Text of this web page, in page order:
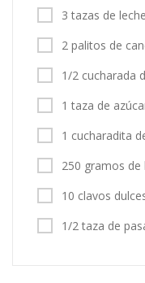
3 tazas de
2 palitos de
1/2 cucharada
1 taza de
1 cucharadita
250 gramos
10 clavos
1/2 taza de